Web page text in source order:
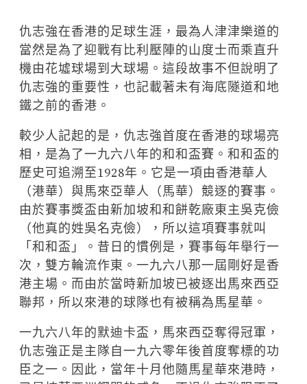
仇志強在香港的足球生涯，最為人津津樂道的
當然是為了迎戰有比利壓陣的山度士而乘直升
機由花墟球場到大球場。這段故事不但說明了
仇志強的重要性，也記載著未有海底隧道和地
鐵之前的香港。
較少人記起的是，仇志強首度在香港的球場亮
相，是為了一九六八年的和和盃賽。和和盃的
歷史可追溯至1928年。它是一項由香港華人
（港華）與馬來亞華人（馬華）競逐的賽事。
由於賽事獎盃由新加坡和和餅乾廠東主吳克儉
（他真的姓吳名克儉），所以這項賽事就叫
「和和盃」。昔日的慣例是，賽事每年舉行一
次，雙方輪流作東。一九六八那一屆剛好是香
港主場。而由於當時新加坡已被逐出馬來西亞
聯邦，所以來港的球隊也有被稱為馬星華。
一九六八年的默迪卡盃，馬來西亞奪得冠軍，
仇志強正是主隊自一九六零年後首度奪標的功
臣之一。因此，當年十月他隨馬星華來港時，